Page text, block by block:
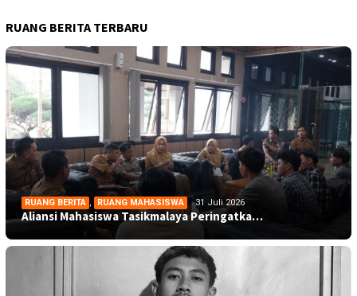
RUANG BERITA TERBARU
RUANG BERITA , RUANG MAHASISWA 31 Juli 2026
Aliansi Mahasiswa Tasikmalaya Peringatka…